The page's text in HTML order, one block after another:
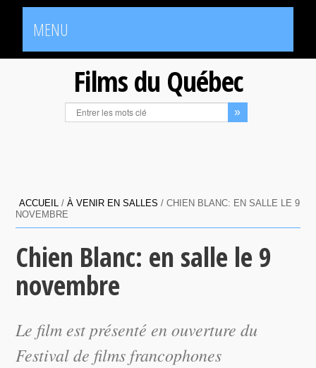
MENU
Films du Québec
ACCUEIL /À VENIR EN SALLES /CHIEN BLANC: EN SALLE LE 9
NOVEMBRE
Chien Blanc: en salle le 9
novembre
Le film est présenté en ouverture du
Festival de films francophones